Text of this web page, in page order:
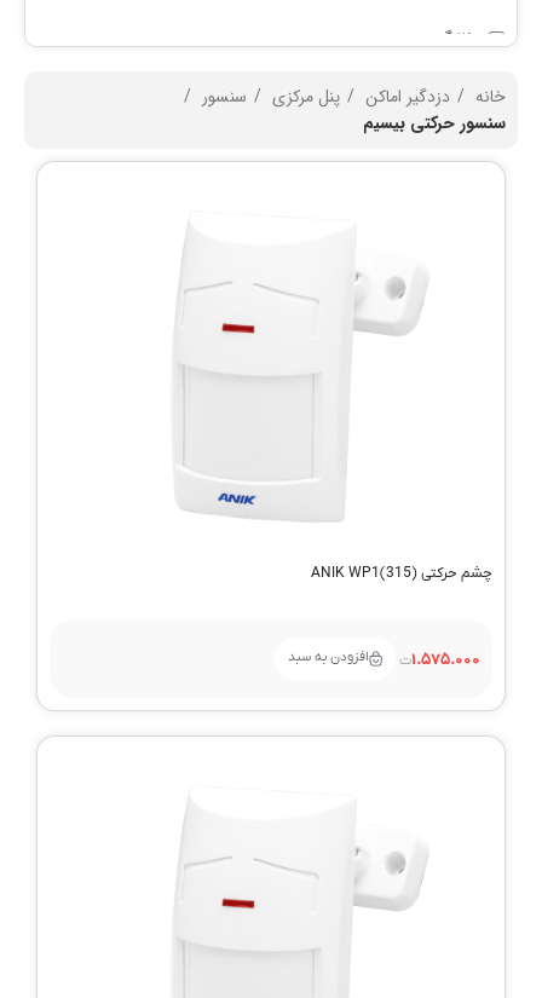
۱۲۰ گرم
Filter by محصول نحوه اتصال
خانه دزدگیر اماکن پنل مرکزی
سنسور
سنسور حرکتی بیسیم
چشم حرکتی ANIK WP1(315)
1.575.000 افزودن به سبد